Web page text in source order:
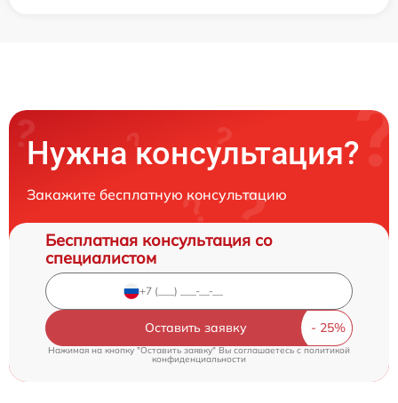
Нужна консультация?
Закажите бесплатную консультацию
Бесплатная консультация со
специалистом
Оставить заявку
Нажимая на кнопку "Оставить заявку" Вы соглашаетесь cполитикой
конфиденциальности